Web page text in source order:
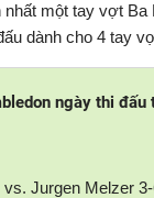
nhất một tay vợt
dành cho 4 tay
ngày thi đấu
vs. Jurgen Melzer